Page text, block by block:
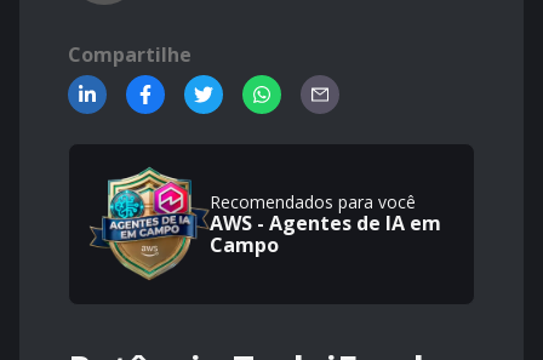
Compartilhe
Recomendados para você
AWS - Agentes de IA em
Campo